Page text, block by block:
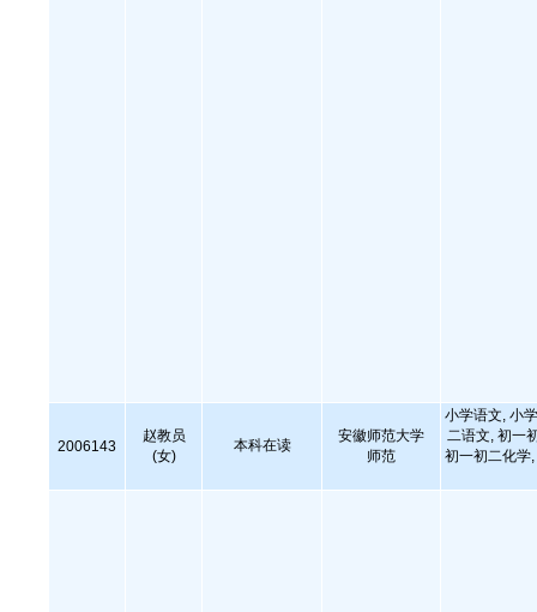
2006143
赵教员
(女)
本科在读
安徽师范大学
师范
小学语文, 小
二语文, 初一
初一初二化学